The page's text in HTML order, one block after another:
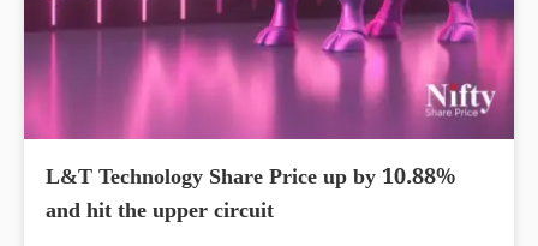
L&T Technology Share Price up by 10.88%
and hit the upper circuit